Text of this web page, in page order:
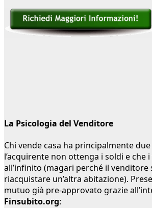
La Psicologia del Venditore
Chi vende casa ha principalmente
l’acquirente non ottenga i soldi e che
all’infinito (magari perché il venditore
riacquistare un’altra abitazione).
mutuo già pre-approvato grazie
Finsubito.org: